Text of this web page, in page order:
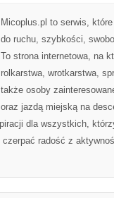
Micoplus.pl to serwis,
do ruchu, szybkości,
To strona internetowa, na
rolkarstwa, wrotkarstwa,
także osoby
oraz jazdą miejską na
dla wszystkich,
radość z